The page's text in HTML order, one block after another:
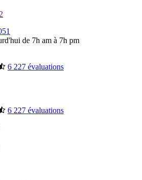
de 7h am à 7h pm
6 227 évaluations
6 227 évaluations